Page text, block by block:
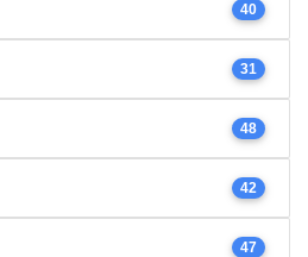
40
31
48
42
47